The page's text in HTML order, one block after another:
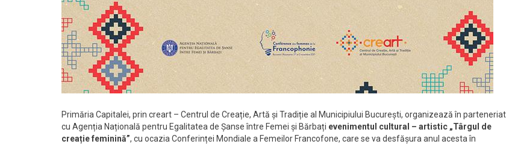
Primăria Capitalei, prin creart – Centrul de Creație, Artă și Tradiție al Municipiului București, organizează în parteneriat
cu Agenția Națională pentru Egalitatea de Șanse între Femei și Bărbați evenimentul cultural – artistic „Târgul de
creație feminină”, cu ocazia Conferinței Mondiale a Femeilor Francofone, care se va desfășura anul acesta în